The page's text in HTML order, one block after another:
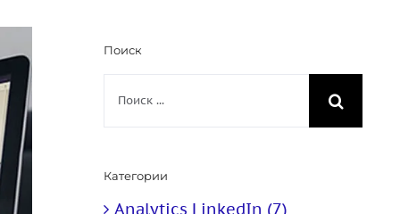
Поиск
поиска:
Категории
Analytics LinkedIn (7)